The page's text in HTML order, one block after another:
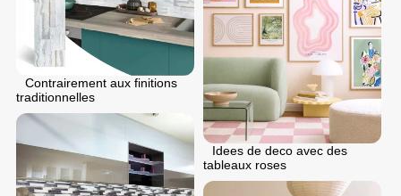
Contrairement aux finitions
traditionnelles
Idees de deco avec des
tableaux roses